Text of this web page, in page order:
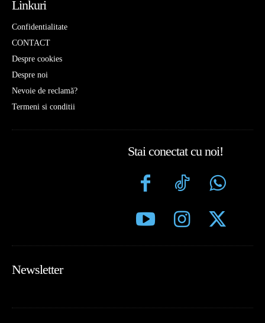
Linkuri
Confidentialitate
CONTACT
Despre cookies
Despre noi
Nevoie de reclamă?
Termeni si conditii
Stai conectat cu noi!
Newsletter